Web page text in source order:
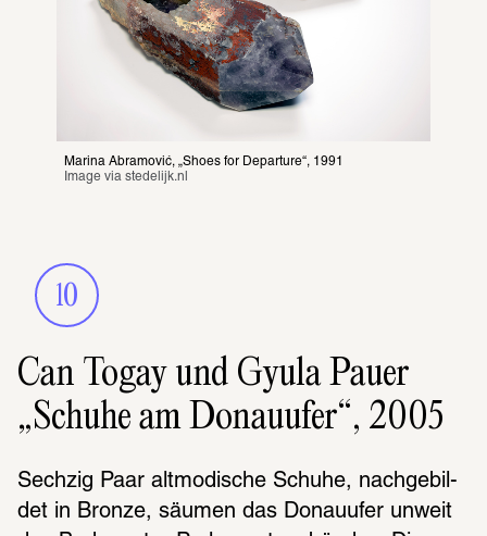
Marina Abramović, „Shoes for Departure“, 1991
Image via stedelijk.nl
10
Can Togay und Gyula Pauer
„Schuhe am Donauufer“, 2005
Sech­zig Paar altmo­di­sche Schuhe, nach­ge­bil­
det in Bronze, säumen das Donau­ufer unweit